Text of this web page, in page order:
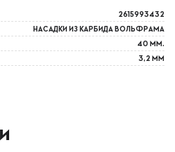
2615993432
НАСАДКИ ИЗ КАРБИДА ВОЛЬФРАМА
40 ММ.
3,2 ММ